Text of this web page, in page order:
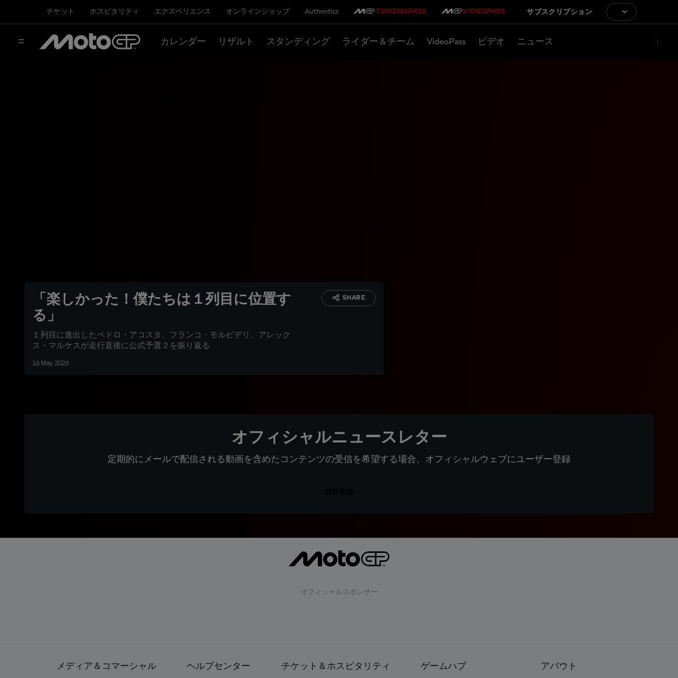
チケット ホスピタリティ エクスペリエンス オンラインショップ Authentics サブスクリプション
カレンダー リザルト スタンディング ライダー＆チーム VideoPass ビデオ ニュース
「楽しかった！僕たちは１列目に位置す
る」
１列目に進出したペドロ・アコスタ、フランコ・モルビデリ、アレック
ス・マルケスが走行直後に公式予選２を振り返る
16 May 2026
SHARE
オフィシャルニュースレター
定期的にメールで配信される動画を含めたコンテンツの受信を希望する場合、オフィシャルウェブにユーザー登録
オフィシャルスポンサー
メディア＆コマーシャル ヘルプセンター チケット＆ホスピタリティ ゲームハブ アバウト